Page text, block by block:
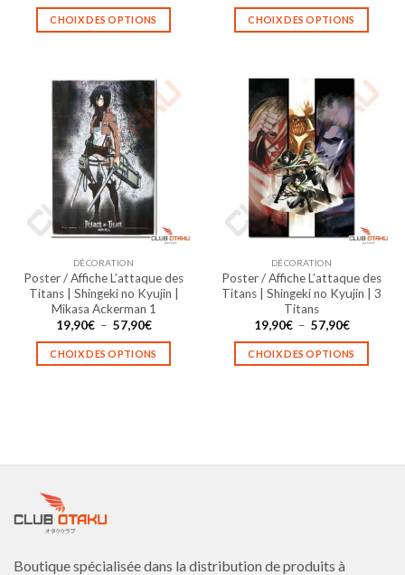
prix :
19,90€
à
CHOIX DES OPTIONS
a
plusieurs
variations.
Les
options
peuvent
être
choisies
sur
page
du
produit
prix :
19,90€
à
CHOIX DES OPTIONS
plusieurs
variations.
Les
options
peuvent
être
choisies
page
du
produit
DÉCORATION
Poster / Affiche L’attaque des
Titans | Shingeki no Kyujin |
Mikasa Ackerman 1
19,90€ – 57,90€Plage
prix :
19,90€
CHOIX DES OPTIONS
Les
être
sur
DÉCORATION
Poster / Affiche L’attaque des
Titans | Shingeki no Kyujin | 3
Titans
19,90€ – 57,90€Plage
prix :
19,90€
CHOIX DES OPTIONS
Les
sur
Boutique spécialisée dans la distribution de produits à